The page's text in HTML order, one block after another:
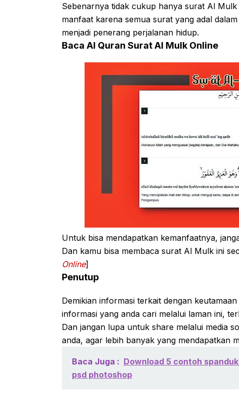
Sebenarnya tidak cukup hanya surat Al
manfaat karena semua surat yang adal
menjadi penerang perjalanan hidup.
Baca Al Quran Surat Al Mulk Online
Untuk bisa mendapatkan kemanfaatnya,
Dan kamu bisa membaca surat Al Mulk ini
Online]
Penutup
Demikian informasi terkait dengan
informasi yang anda cari melalui laman ini,
Dan jangan lupa untuk share melalui media
anda, agar lebih banyak yang mendapatkan
Baca Juga : Download 5 contoh
psd photoshop